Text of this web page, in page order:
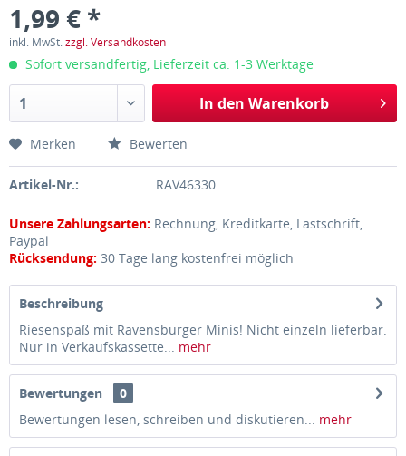
1,99 € *
inkl. MwSt.zzgl. Versandkosten
Sofort versandfertig, Lieferzeit ca. 1-3 Werktage
In den Warenkorb
Merken Bewerten
Artikel-Nr.: RAV46330
Unsere Zahlungsarten: Rechnung, Kreditkarte, Lastschrift,
Paypal
Rücksendung: 30 Tage lang kostenfrei möglich
Beschreibung
Riesenspaß mit Ravensburger Minis! Nicht einzeln lieferbar.
Nur in Verkaufskassette... mehr
Bewertungen
0
Bewertungen lesen, schreiben und diskutieren... mehr